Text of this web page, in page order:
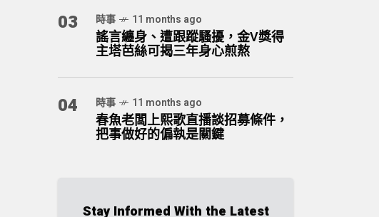
03 時事 11 months ago
謠言纏身、遭跟蹤騷擾，金V獎得
主塔芭絲可揭三年身心煎熬
04 時事 11 months ago
春魚老闆上熙歌直播談招募條件，
把事做好的偏執是關鍵
Stay Informed With the Latest